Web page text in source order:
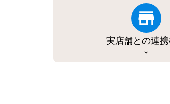
実店舗との連